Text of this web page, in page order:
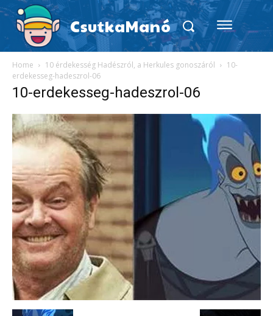
CsutkaManó
Home 10 érdekesség Hadészról, a Herkules gonoszáról
10-
erdekesseg-hadeszrol-06
10-erdekesseg-hadeszrol-06